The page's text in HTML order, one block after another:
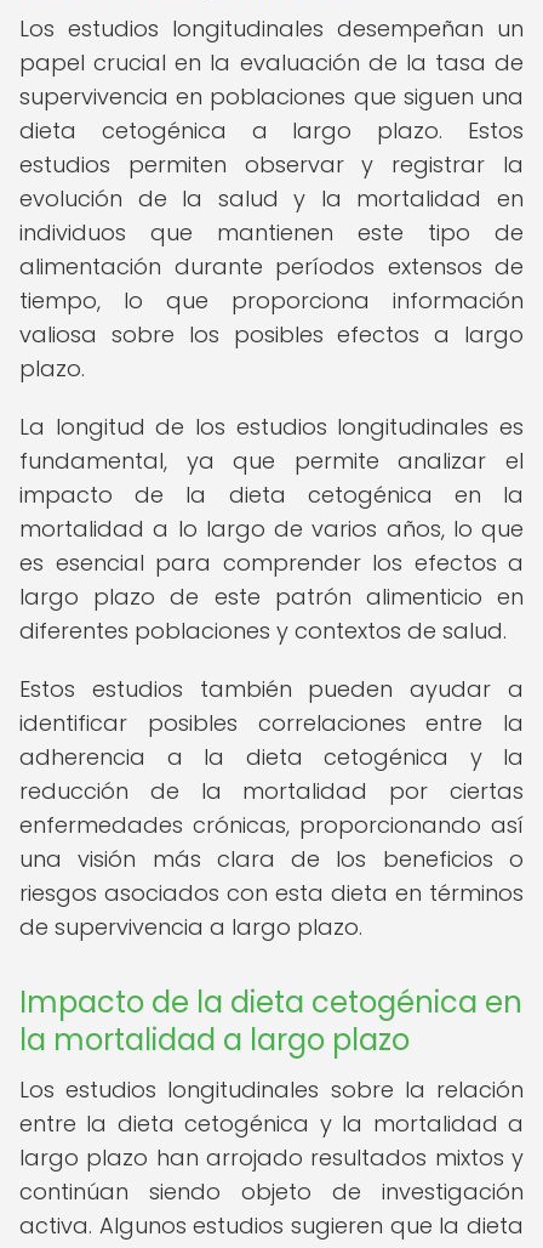
Los estudios longitudinales desempeñan un
papel crucial en la evaluación de la tasa de
supervivencia en poblaciones que siguen una
dieta cetogénica a largo plazo. Estos
estudios permiten observar y registrar la
evolución de la salud y la mortalidad en
individuos que mantienen este tipo de
alimentación durante períodos extensos de
tiempo, lo que proporciona información
valiosa sobre los posibles efectos a largo
plazo.
La longitud de los estudios longitudinales es
fundamental, ya que permite analizar el
impacto de la dieta cetogénica en la
mortalidad a lo largo de varios años, lo que
es esencial para comprender los efectos a
largo plazo de este patrón alimenticio en
diferentes poblaciones y contextos de salud.
Estos estudios también pueden ayudar a
identificar posibles correlaciones entre la
adherencia a la dieta cetogénica y la
reducción de la mortalidad por ciertas
enfermedades crónicas, proporcionando así
una visión más clara de los beneficios o
riesgos asociados con esta dieta en términos
de supervivencia a largo plazo.
Impacto de la dieta cetogénica en
la mortalidad a largo plazo
Los estudios longitudinales sobre la relación
entre la dieta cetogénica y la mortalidad a
largo plazo han arrojado resultados mixtos y
continúan siendo objeto de investigación
activa. Algunos estudios sugieren que la dieta